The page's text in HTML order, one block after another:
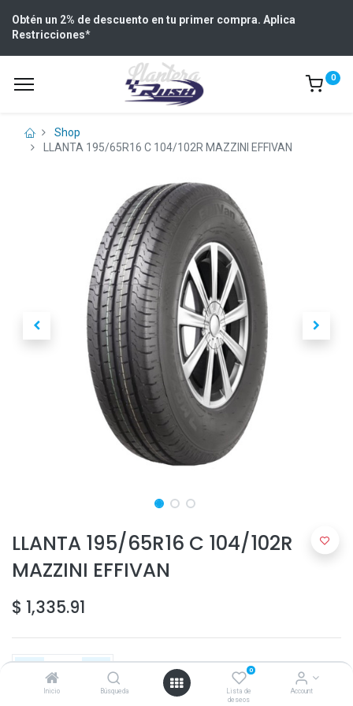
Inicio Búsqueda
0
Lista de
deseos
Account
Obtén un 2% de descuento en tu primer compra. Aplica
Restricciones*
0
Shop
LLANTA 195/65R16 C 104/102R MAZZINI EFFIVAN
LLANTA 195/65R16 C 104/102R
MAZZINI EFFIVAN
$ 1,335.91